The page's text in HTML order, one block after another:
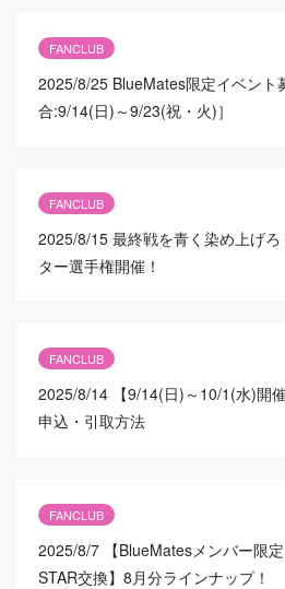
FANCLUB
2025/8/25 BlueMates限定イベント
合:9/14(日)～9/23(祝・火)］
FANCLUB
2025/8/15 最終戦を青く染め上げ
ター選手権開催！
FANCLUB
2025/8/14 【9/14(日)～10/1(水)開
申込・引取方法
FANCLUB
2025/8/7 【BlueMatesメンバー限
STAR交換】8月分ラインナップ！